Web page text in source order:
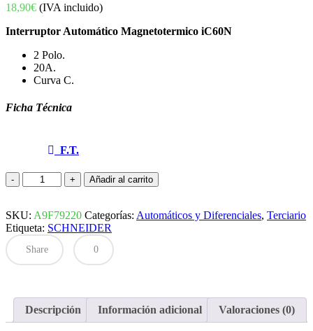
18,90€ (IVA incluido)
Interruptor Automático Magnetotermico iC60N
2 Polo.
20A.
Curva C.
Ficha Técnica
F.T.
INTERRUPTOR
AUTOMÁTICO
iC60N
2P
CURVA
C
cantidad
Añadir al carrito
SKU: A9F79220 Categorías: Automáticos y Diferenciales, Terciario
Etiqueta: SCHNEIDER
Share 0
Descripción Información adicional Valoraciones (0)